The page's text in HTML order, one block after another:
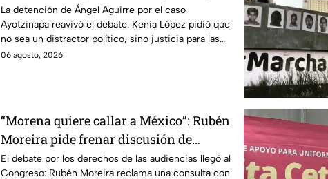
justicia por caso Ayotzinapa
La detención de Ángel Aguirre por el caso
Ayotzinapa reavivó el debate. Kenia López pidió que
no sea un distractor político, sino justicia para las
familias.
06 agosto, 2026
“Morena quiere callar a México”: Rubén
Moreira pide frenar discusión de
lineamientos de audiencias hasta
El debate por los derechos de las audiencias llegó al
Congreso: Rubén Moreira reclama una consulta con